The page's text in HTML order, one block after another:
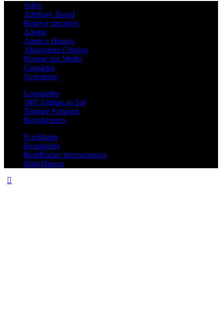
Sobre
Advisory Board
Redes e parceiros
Apoios
Apoie o Hangar
Alojamento Criativo
Hangar nos Media
Contactos
Newsletter
Longitudes
180º Artistas ao Sul
Triangle Network
Regulamento
Novidades
Exposições
Residências Internacionais
Mini-Hangar